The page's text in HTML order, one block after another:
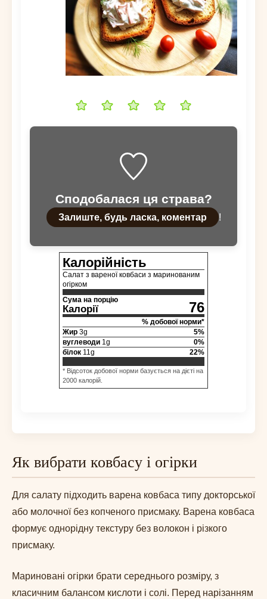
Сподобалася ця страва?
Залиште, будь ласка, коментар !
Калорійність
Салат з вареної ковбаси з маринованим
огірком
Сума на порцію
Калорії 76
% добової норми*
Жир 3g 5%
вуглеводи 1 g 0%
білок 11 g 22%
* Відсоток добової норми базується на дієті на
2000 калорій.
Як вибрати ковбасу і огірки
Для салату підходить варена ковбаса типу докторської
або молочної без копченого присмаку. Варена ковбаса
формує однорідну текстуру без волокон і різкого
присмаку.
Мариновані огірки брати середнього розміру, з
класичним балансом кислоти і солі. Перед нарізанням